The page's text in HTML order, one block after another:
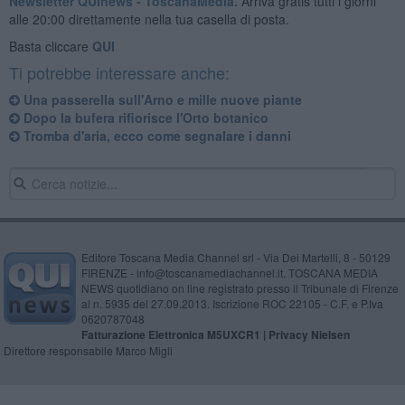
alle 20:00 direttamente nella tua casella di posta.
Basta cliccare QUI
Ti potrebbe interessare anche:
Una passerella sull'Arno e mille nuove piante
Dopo la bufera rifiorisce l'Orto botanico
Tromba d'aria, ecco come segnalare i danni
Editore Toscana Media Channel srl - Via Dei Martelli, 8 - 50129
FIRENZE - info@toscanamediachannel.it. TOSCANA MEDIA
NEWS quotidiano on line registrato presso il Tribunale di Firenze
al n. 5935 del 27.09.2013. Iscrizione ROC 22105 - C.F. e P.Iva
0620787048
Fatturazione Elettronica M5UXCR1 | Privacy Nielsen
Direttore responsabile Marco Migli